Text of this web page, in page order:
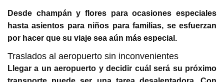
Desde champán y flores para ocasiones especiales
hasta asientos para niños para familias, se esfuerzan
por hacer que su viaje sea aún más especial.
Traslados al aeropuerto sin inconvenientes
Llegar a un aeropuerto y decidir cuál será su próximo